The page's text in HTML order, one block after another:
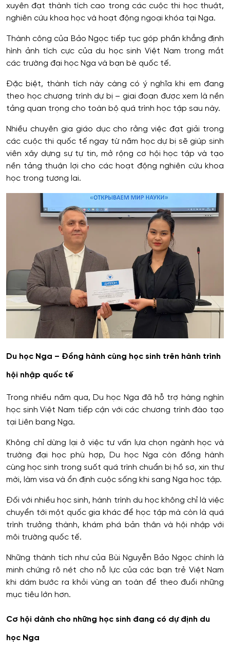
xuyên đạt thành tích cao trong các cuộc thi học thuật,
nghiên cứu khoa học và hoạt động ngoại khóa tại Nga.
Thành công của Bảo Ngọc tiếp tục góp phần khẳng định
hình ảnh tích cực của du học sinh Việt Nam trong mắt
các trường đại học Nga và bạn bè quốc tế.
Đặc biệt, thành tích này càng có ý nghĩa khi em đang
theo học chương trình dự bị – giai đoạn được xem là nền
tảng quan trọng cho toàn bộ quá trình học tập sau này.
Nhiều chuyên gia giáo dục cho rằng việc đạt giải trong
các cuộc thi quốc tế ngay từ năm học dự bị sẽ giúp sinh
viên xây dựng sự tự tin, mở rộng cơ hội học tập và tạo
nền tảng thuận lợi cho các hoạt động nghiên cứu khoa
học trong tương lai.
Du học Nga – Đồng hành cùng học sinh trên hành trình
hội nhập quốc tế
Trong nhiều năm qua, Du học Nga đã hỗ trợ hàng nghìn
học sinh Việt Nam tiếp cận với các chương trình đào tạo
tại Liên bang Nga.
Không chỉ dừng lại ở việc tư vấn lựa chọn ngành học và
trường đại học phù hợp, Du học Nga còn đồng hành
cùng học sinh trong suốt quá trình chuẩn bị hồ sơ, xin thư
mời, làm visa và ổn định cuộc sống khi sang Nga học tập.
Đối với nhiều học sinh, hành trình du học không chỉ là việc
chuyển tới một quốc gia khác để học tập mà còn là quá
trình trưởng thành, khám phá bản thân và hội nhập với
môi trường quốc tế.
Những thành tích như của Bùi Nguyễn Bảo Ngọc chính là
minh chứng rõ nét cho nỗ lực của các bạn trẻ Việt Nam
khi dám bước ra khỏi vùng an toàn để theo đuổi những
mục tiêu lớn hơn.
Cơ hội dành cho những học sinh đang có dự định du
học Nga